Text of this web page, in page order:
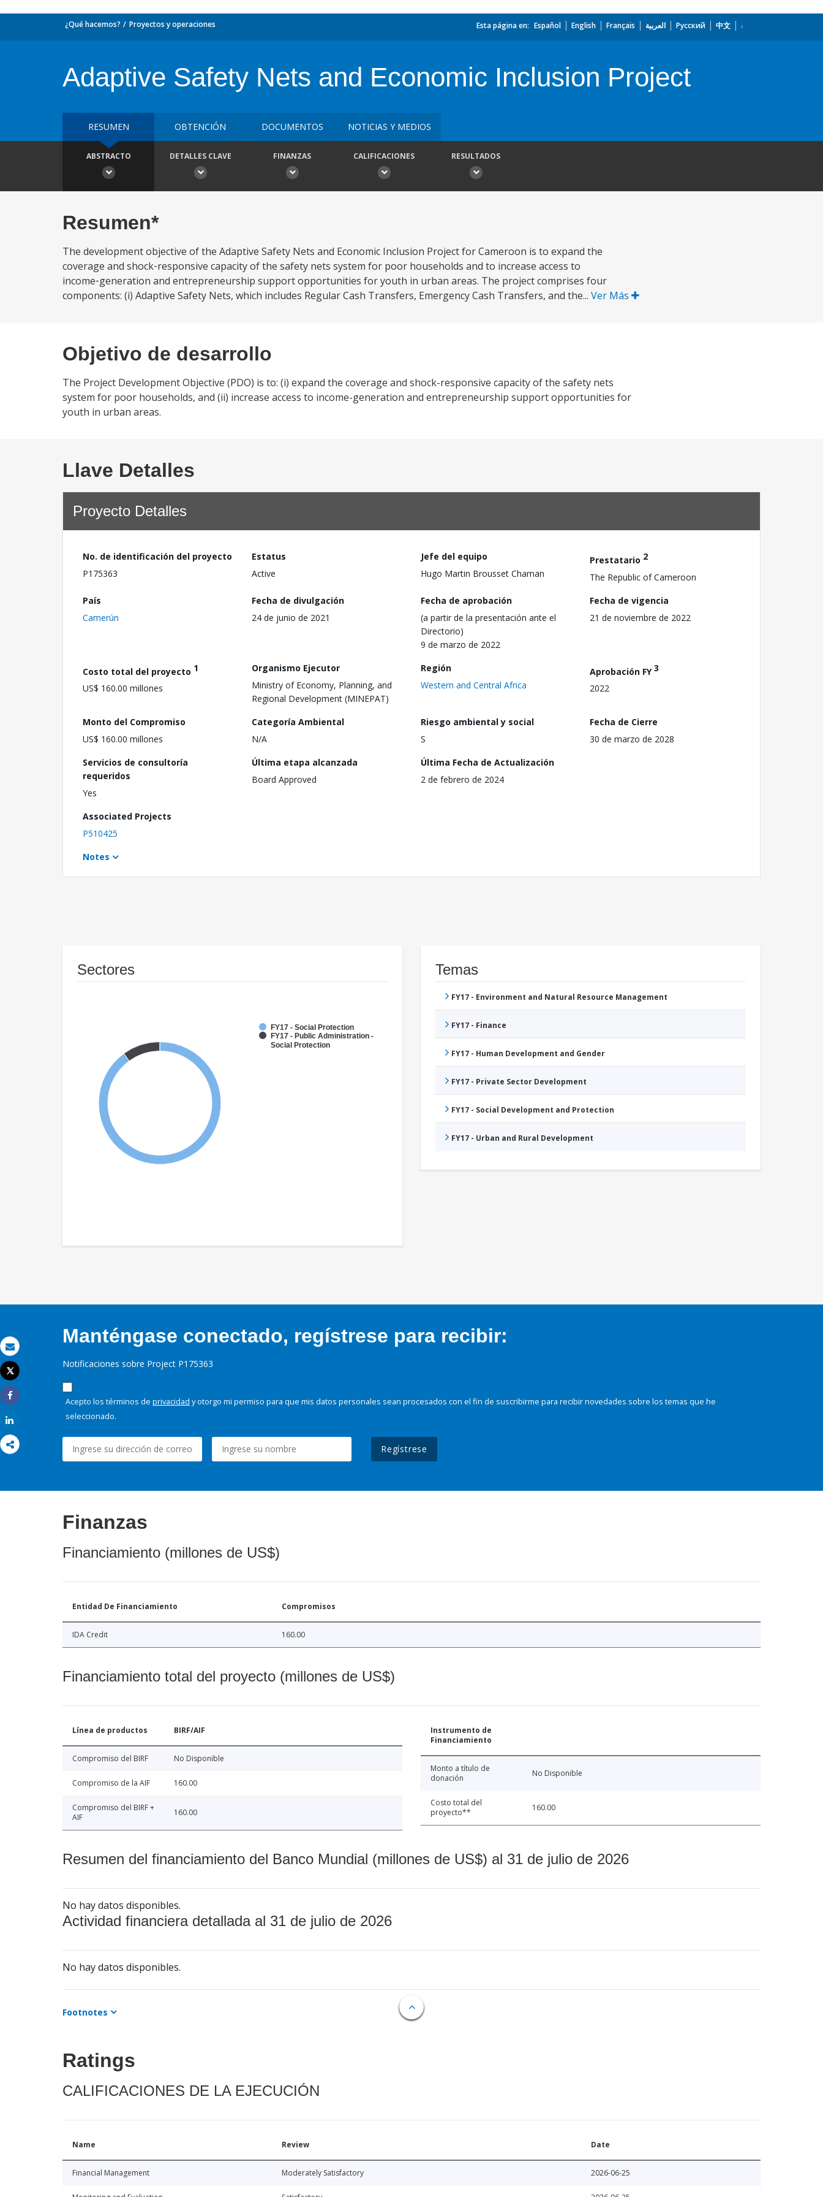
Correo electrónico
Imprimir
Tweet
Share
¿Qué hacemos? Proyectos y operaciones Esta página en: Español English Français العربية Русский 中文
Adaptive Safety Nets and Economic Inclusion Project
RESUMEN OBTENCIÓN DOCUMENTOS NOTICIAS Y MEDIOS
ABSTRACTO DETALLES CLAVE FINANZAS CALIFICACIONES RESULTADOS
Resumen*
The development objective of the Adaptive Safety Nets and Economic Inclusion Project for Cameroon is to expand the
coverage and shock‑responsive capacity of the safety nets system for poor households and to increase access to
income‑generation and entrepreneurship support opportunities for youth in urban areas. The project comprises four
components: (i) Adaptive Safety Nets, which includes Regular Cash Transfers, Emergency Cash Transfers, and the... Ver Más
Objetivo de desarrollo
The Project Development Objective (PDO) is to: (i) expand the coverage and shock-responsive capacity of the safety nets
system for poor households, and (ii) increase access to income-generation and entrepreneurship support opportunities for
youth in urban areas.
Llave Detalles
Proyecto Detalles
No. de identificación del proyecto
P175363
Estatus
Active
Jefe del equipo
Hugo Martin Brousset Chaman
Prestatario 2
The Republic of Cameroon
País
Camerún
Fecha de divulgación
24 de junio de 2021
Fecha de aprobación
(a partir de la presentación ante el
Directorio)
9 de marzo de 2022
Fecha de vigencia
21 de noviembre de 2022
Costo total del proyecto 1
US$ 160.00 millones
Organismo Ejecutor
Ministry of Economy, Planning, and
Regional Development (MINEPAT)
Región
Western and Central Africa
Aprobación FY3
2022
Monto del Compromiso
US$ 160.00 millones
Categoría Ambiental
N/A
Riesgo ambiental y social
S
Fecha de Cierre
30 de marzo de 2028
Servicios de consultoría
requeridos
Yes
Última etapa alcanzada
Board Approved
Última Fecha de Actualización
2 de febrero de 2024
Associated Projects
P510425
Notes
Sectores
FY17 - Social Protection
FY17 - Public Administration -
Social Protection
Temas
FY17 - Environment and Natural Resource Management
FY17 - Finance
FY17 - Human Development and Gender
FY17 - Private Sector Development
FY17 - Social Development and Protection
FY17 - Urban and Rural Development
Manténgase conectado, regístrese para recibir:
Notificaciones sobre Project P175363
Acepto los términos de privacidad y otorgo mi permiso para que mis datos personales sean procesados con el fin de suscribirme para recibir novedades sobre los temas que he
seleccionado.
Regístrese
Finanzas
Financiamiento (millones de US$)
Entidad De Financiamiento Compromisos
IDA Credit 160.00
Financiamiento total del proyecto (millones de US$)
Línea de productos BIRF/AIF
Compromiso del BIRF No Disponible
Compromiso de la AIF 160.00
Compromiso del BIRF +
AIF
160.00
Instrumento de
Financiamiento
Monto a título de
donación
No Disponible
Costo total del
proyecto**
160.00
Resumen del financiamiento del Banco Mundial (millones de US$) al 31 de julio de 2026
No hay datos disponibles.
Actividad financiera detallada al 31 de julio de 2026
No hay datos disponibles.
Footnotes
Ratings
CALIFICACIONES DE LA EJECUCIÓN
Name Review Date
Financial Management Moderately Satisfactory 2026-06-25